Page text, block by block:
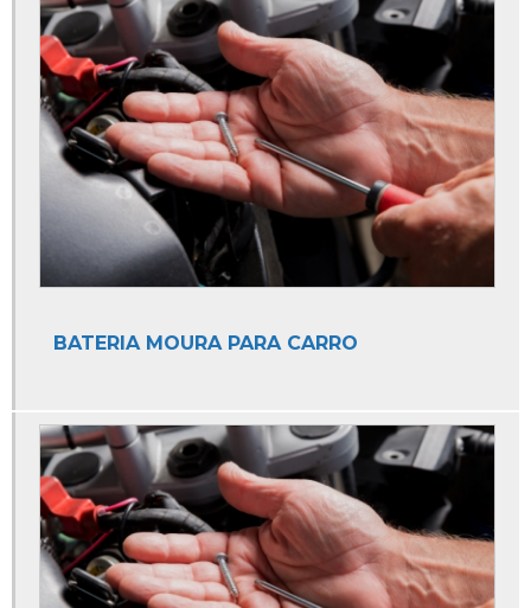
Auto Elétrica
Auto Elétrica 24h
Auto Elétrica 24hrs
Auto Elétrica 24hs
Auto Elétrica a Domicilio
Auto Elétrica Atendimento Domiciliar
Auto Elétrica Bateria
Auto Elétrica Caminhão
Auto Elétrica de Caminhão
Auto Elétrica de Carro
Auto Elétrica e Ar Condicionado
Auto Elétrica e Mecânica
Auto Elétrica e Oficina Mecânica
BATERIA MOURA PARA CARRO